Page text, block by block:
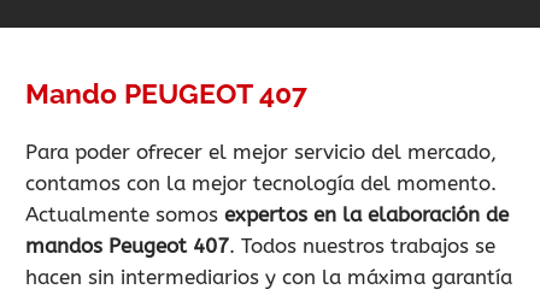
Mando PEUGEOT 407
Para poder ofrecer el mejor servicio del mercado,
contamos con la mejor tecnología del momento.
Actualmente somos expertos en la elaboración de
mandos Peugeot 407. Todos nuestros trabajos se
hacen sin intermediarios y con la máxima garantía